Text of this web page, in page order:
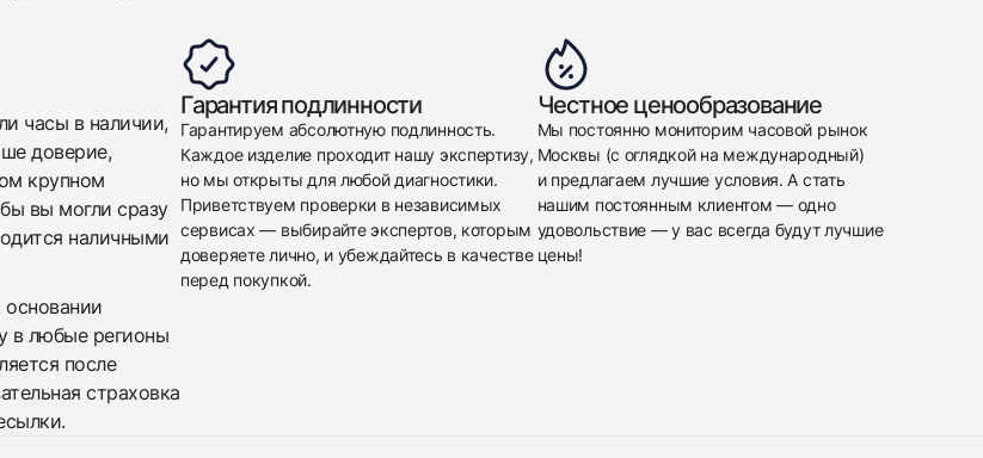
часы в наличии,
доверие,
крупном
вы могли сразу
наличными
в любые регионы
после
страховка
Гарантия подлинности
Гарантируем абсолютную подлинность.
Каждое изделие проходит нашу экспертизу,
но мы открыты для любой диагностики.
Приветствуем проверки в независимых
сервисах — выбирайте экспертов, которым
доверяете лично, и убеждайтесь в качестве
перед покупкой.
Честное ценообразование
Мы постоянно мониторим часовой рынок
Москвы (с оглядкой на международный)
и предлагаем лучшие условия. А стать
нашим постоянным клиентом — одно
удовольствие — у вас всегда будут лучшие
цены!